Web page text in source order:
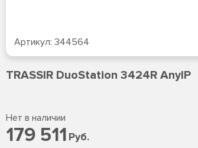
Артикул: 344564
TRASSIR DuoStation 3424R AnyIP
Нет в наличии
179 511 Руб.